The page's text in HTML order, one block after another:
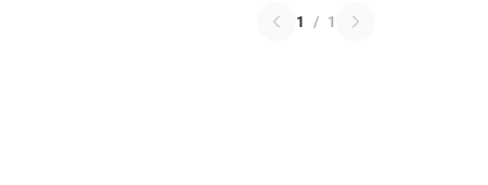
1 / 1